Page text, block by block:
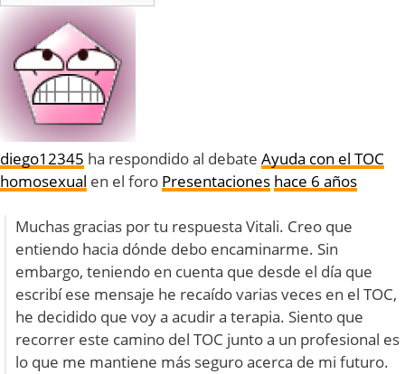
diego12345 ha respondido al debate Ayuda con el TOC
homosexual en el foro Presentaciones hace 6 años
Muchas gracias por tu respuesta Vitali. Creo que
entiendo hacia dónde debo encaminarme. Sin
embargo, teniendo en cuenta que desde el día que
escribí ese mensaje he recaído varias veces en el TOC,
he decidido que voy a acudir a terapia. Siento que
recorrer este camino del TOC junto a un profesional es
lo que me mantiene más seguro acerca de mi futuro.